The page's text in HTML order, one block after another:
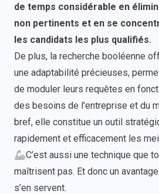
de temps considérable en
non pertinents et en se
les candidats les plus qualifiés.
De plus, la recherche booléenne
une adaptabilité précieuses,
de moduler leurs requêtes en
des besoins de l'entreprise et du
bref, elle constitue un outil
rapidement et efficacement les
🦾C’est aussi une technique que
maîtrisent pas. Et donc un
s’en servent.